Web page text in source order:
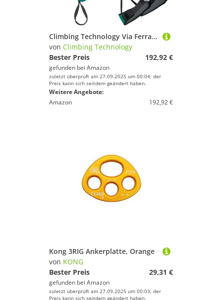
Climbing Technology Via Ferrata-Kit Classic S-M, Unisex, Erwachsene, Grün
von Climbing Technology
Bester Preis
192,92 €
gefunden bei Amazon
zuletzt überprüft am 27.09.2025 um 00:04; der
Preis kann sich seitdem geändert haben.
Weitere Angebote:
Amazon
192,92 €
Kong 3RIG Ankerplatte, Orange
von KONG
Bester Preis
29,31 €
gefunden bei Amazon
zuletzt überprüft am 27.09.2025 um 00:03; der
Preis kann sich seitdem geändert haben.